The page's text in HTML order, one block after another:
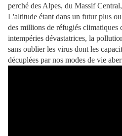
perché des Alpes, du Massif
L'altitude étant dans un futur plus
des millions de réfugiés climatiques
intempéries dévastatrices, la
sans oublier les virus dont les
décuplées par nos modes de vie